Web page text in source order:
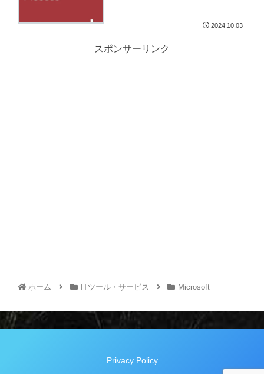
2024.10.03
スポンサーリンク
ホーム ITツール・サービス Microsoft
Privacy Policy